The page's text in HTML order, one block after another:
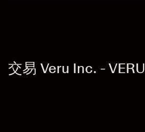
交易 Veru Inc. - VERU